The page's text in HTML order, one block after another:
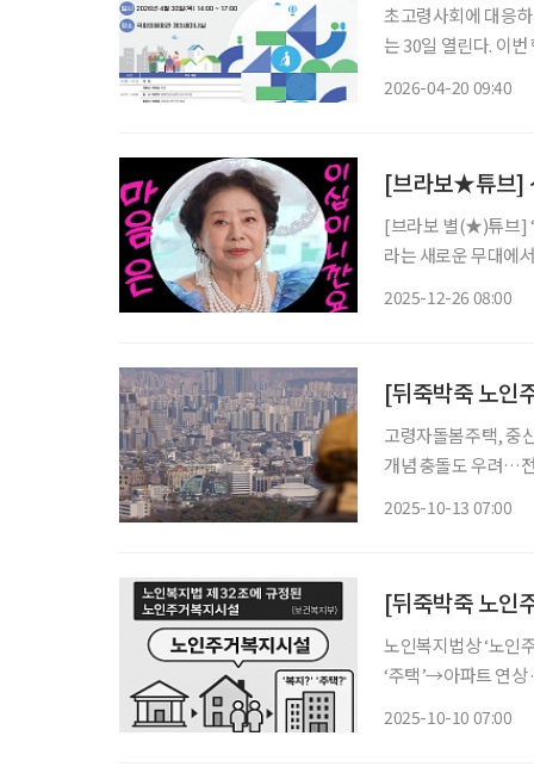
초고령사회에 대응
는 30일 열린다. 이
2026-04-20 09:40
[브라보★튜브]
[브라보 별(★)튜브]
라는 새로운 무대에
2025-12-26 08:00
고령자돌봄주택, 중산층
개념 충돌도 우려…전문가들 “용어
2025-10-13 07:00
[뒤죽박죽 노인
노인복지법상 ‘노인
‘주택’→아파트 연상
2025-10-10 07:00